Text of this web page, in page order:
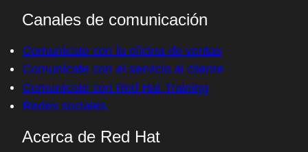
Canales de comunicación
Comunícate con la oficina de ventas
Comunícate con el servicio al cliente
Comunícate con Red Hat Training
Redes sociales
Acerca de Red Hat